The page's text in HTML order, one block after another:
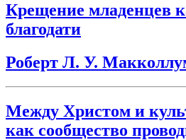
Крещение младенцев
благодати
Роберт Л. У.
Между Христом и
как сообщество